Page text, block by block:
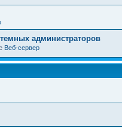
администраторов
Веб-сервер